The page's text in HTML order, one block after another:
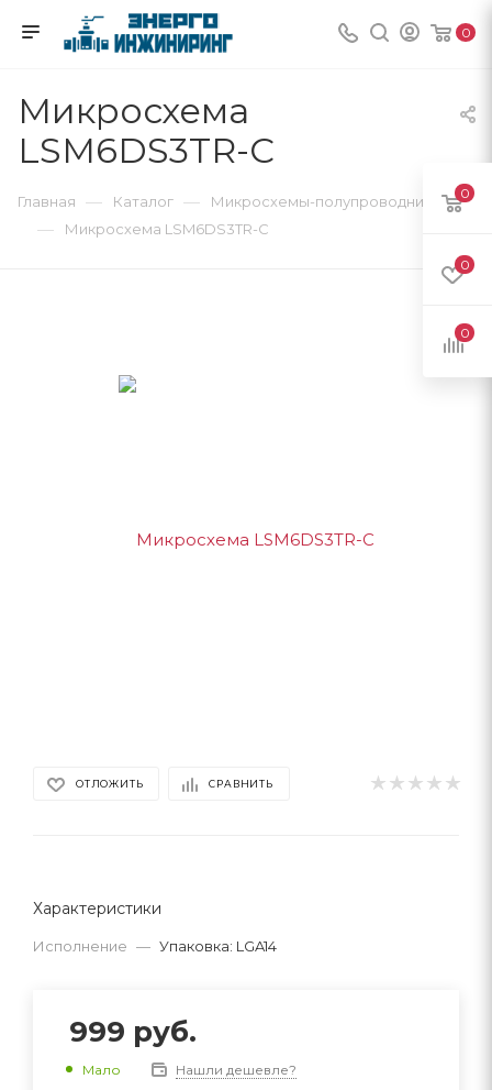
0
Микросхема
LSM6DS3TR-C
Главная — Каталог — Микросхемы-полупроводники
— Микросхема LSM6DS3TR-C
ОТЛОЖИТЬ СРАВНИТЬ
Характеристики
Исполнение — Упаковка: LGA14
999 руб.
Мало Нашли дешевле?
0
0
0